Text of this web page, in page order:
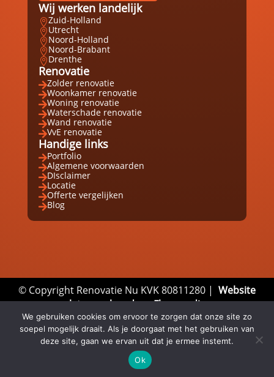
Wij werken landelijk
Zuid-Holland
Utrecht
Noord-Holland
Noord-Brabant
Drenthe
Renovatie
Zolder renovatie
Woonkamer renovatie
Woning renovatie
Waterschade renovatie
Wand renovatie
VvE renovatie
Handige links
Portfolio
Algemene voorwaarden
DIsclaimer
Locatie
Offerte vergelijken
Blog
© Copyright Renovatie Nu KVK 80811280 | Website
laten maken door Flexamedia
Privacyverklaring|Disclaimer| Algemene
Voorwaarden

Whatsapp
We gebruiken cookies om ervoor te zorgen dat onze site zo
soepel mogelijk draait. Als je doorgaat met het gebruiken van
deze site, gaan we ervan uit dat je ermee instemt.
Ok